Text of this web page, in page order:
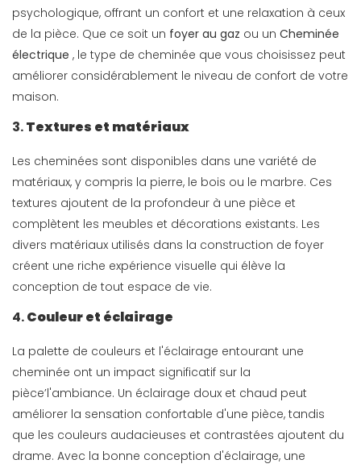
psychologique, offrant un confort et une relaxation à ceux
de la pièce. Que ce soit un foyer au gaz ou un Cheminée
électrique , le type de cheminée que vous choisissez peut
améliorer considérablement le niveau de confort de votre
maison.
3.Textures et matériaux
Les cheminées sont disponibles dans une variété de
matériaux, y compris la pierre, le bois ou le marbre. Ces
textures ajoutent de la profondeur à une pièce et
complètent les meubles et décorations existants. Les
divers matériaux utilisés dans la construction de foyer
créent une riche expérience visuelle qui élève la
conception de tout espace de vie.
4.Couleur et éclairage
La palette de couleurs et l'éclairage entourant une
cheminée ont un impact significatif sur la
pièce’l'ambiance. Un éclairage doux et chaud peut
améliorer la sensation confortable d'une pièce, tandis
que les couleurs audacieuses et contrastées ajoutent du
drame. Avec la bonne conception d'éclairage, une